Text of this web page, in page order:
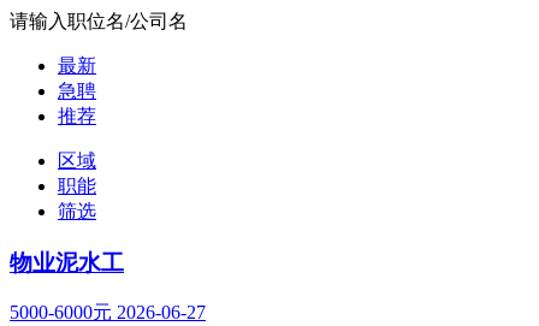
请输入职位名/公司名
最新
急聘
推荐
区域
职能
筛选
物业泥水工
5000-6000元 2026-06-27